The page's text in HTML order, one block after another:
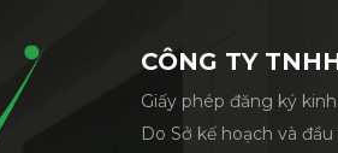
CÔNG TY
Giấy phép đăng ký
Do Sở kế hoạch và